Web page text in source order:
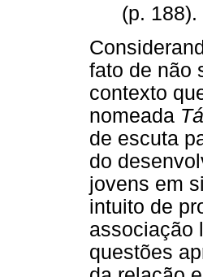
(p. 188).
fato de não
contexto
nomeada
de escuta
do
jovens em
intuito de
associação
questões